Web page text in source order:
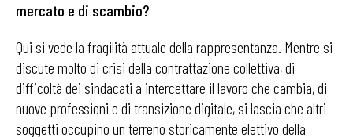
mercato e di scambio?
Qui si vede la fragilità attuale della rappresentanza. Mentre si
discute molto di crisi della contrattazione collettiva, di
difficoltà dei sindacati a intercettare il lavoro che cambia, di
nuove professioni e di transizione digitale, si lascia che altri
soggetti occupino un terreno storicamente elettivo della